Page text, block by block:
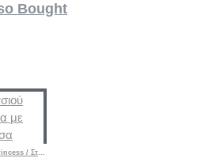
Bought
Σετ Βάπτισης Κοριτσιού Little Princess / Στέμμα με Ζωγραφισμένη Βαλίτσα